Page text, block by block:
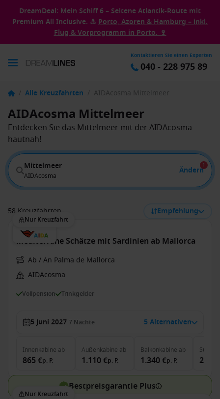
DreamDeal: Mein Schiff 6 – Seltene Atlantik-Route mit
Premium All Inclusive. ⚓ Porto, Azoren & Hamburg – inkl.
Flug & Vorprogramm in Porto. 🍷
Kontaktieren Sie einen Experten
040 - 228 975 89
/ Alle Kreuzfahrten / AIDAcosma Mittelmeer
AIDAcosma Mittelmeer
Entdecken Sie das Mittelmeer mit der AIDAcosma
hautnah!
Mittelmeer
AIDAcosma
Ändern
1
58 Kreuzfahrten Empfehlung
Nur Kreuzfahrt
Mediterrane Schätze mit Sardinien ab Mallorca
Ab / An Palma de Mallorca
AIDAcosma
Vollpension Trinkgelder
5 Juni 2027 7 Nächte 5 Alternativen
Innenkabine ab
865 €p. P.
Außenkabine ab
1.110 €p. P.
Balkonkabine ab
1.340 €p. P.
Suite
Bestpreisgarantie Plus
Nur Kreuzfahrt